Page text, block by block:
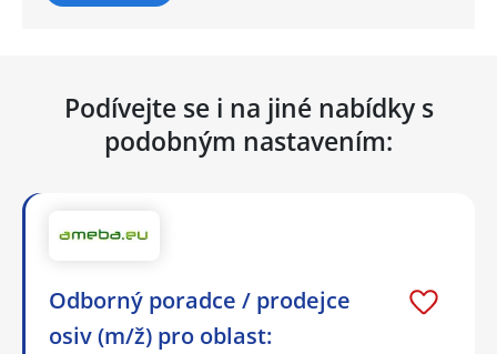
Podívejte se i na jiné nabídky s
podobným nastavením:
Odborný poradce / prodejce
osiv (m/ž) pro oblast: